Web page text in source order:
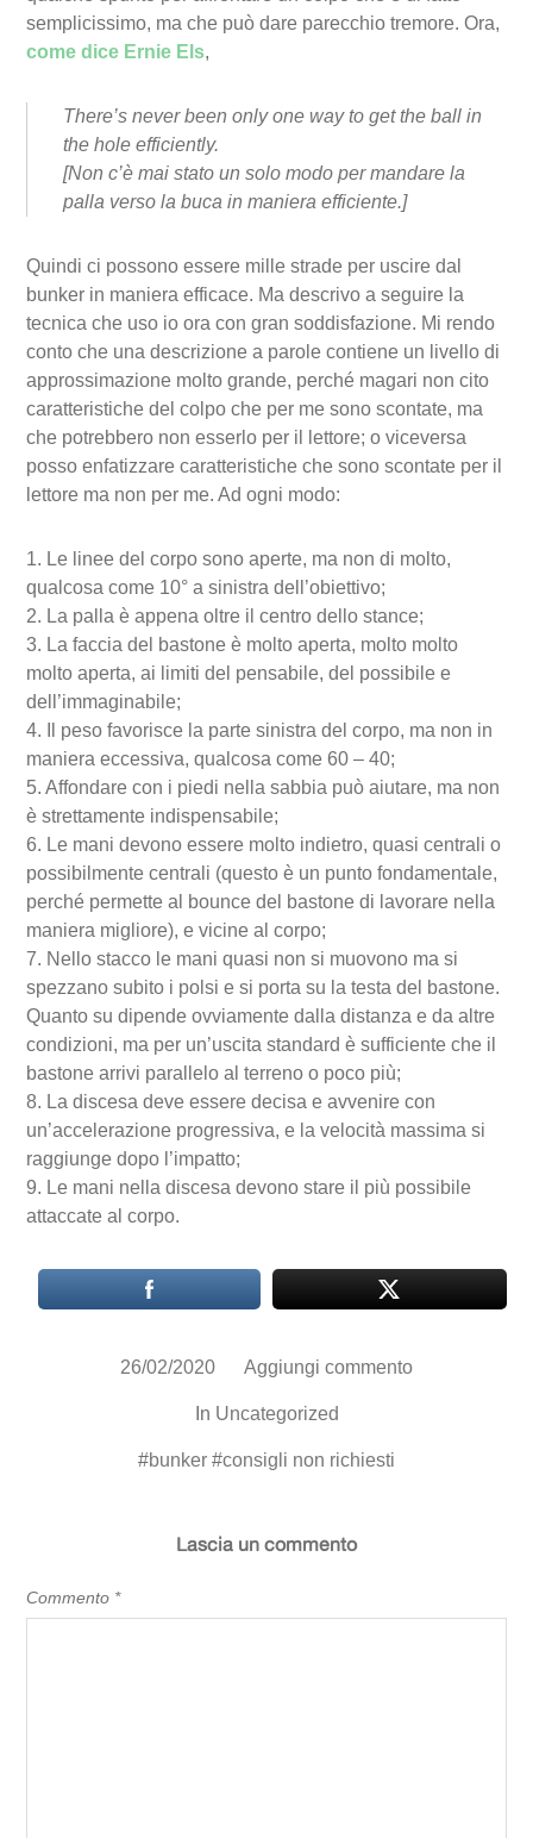
semplicissimo, ma che può dare parecchio tremore. Ora,
come dice Ernie Els,
There’s never been only one way to get the ball in
the hole efficiently.
[Non c’è mai stato un solo modo per mandare la
palla verso la buca in maniera efficiente.]
Quindi ci possono essere mille strade per uscire dal
bunker in maniera efficace. Ma descrivo a seguire la
tecnica che uso io ora con gran soddisfazione. Mi rendo
conto che una descrizione a parole contiene un livello di
approssimazione molto grande, perché magari non cito
caratteristiche del colpo che per me sono scontate, ma
che potrebbero non esserlo per il lettore; o viceversa
posso enfatizzare caratteristiche che sono scontate per il
lettore ma non per me. Ad ogni modo:
1. Le linee del corpo sono aperte, ma non di molto,
qualcosa come 10° a sinistra dell’obiettivo;
2. La palla è appena oltre il centro dello stance;
3. La faccia del bastone è molto aperta, molto molto
molto aperta, ai limiti del pensabile, del possibile e
dell’immaginabile;
4. Il peso favorisce la parte sinistra del corpo, ma non in
maniera eccessiva, qualcosa come 60 – 40;
5. Affondare con i piedi nella sabbia può aiutare, ma non
è strettamente indispensabile;
6. Le mani devono essere molto indietro, quasi centrali o
possibilmente centrali (questo è un punto fondamentale,
perché permette al bounce del bastone di lavorare nella
maniera migliore), e vicine al corpo;
7. Nello stacco le mani quasi non si muovono ma si
spezzano subito i polsi e si porta su la testa del bastone.
Quanto su dipende ovviamente dalla distanza e da altre
condizioni, ma per un’uscita standard è sufficiente che il
bastone arrivi parallelo al terreno o poco più;
8. La discesa deve essere decisa e avvenire con
un’accelerazione progressiva, e la velocità massima si
raggiunge dopo l’impatto;
9. Le mani nella discesa devono stare il più possibile
attaccate al corpo.
26/02/2020 Aggiungi commento
In Uncategorized
#bunker #consigli non richiesti
Lascia un commento
Commento *